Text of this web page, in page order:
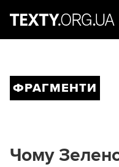
ФРАГМЕНТИ
Чому